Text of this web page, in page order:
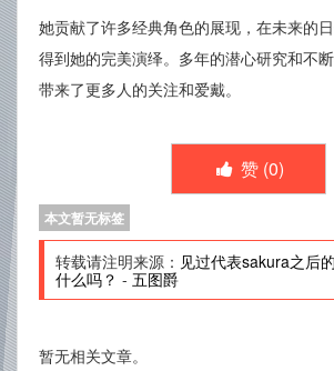
她贡献了许多经典角色的展现，在未来的
得到她的完美演绎。多年的潜心研究和不
带来了更多人的关注和爱戴。
赞 (0)
本文暂无标签
转载请注明来源： 见过代表sakura之后
什么吗？ - 五图爵
暂无相关文章。